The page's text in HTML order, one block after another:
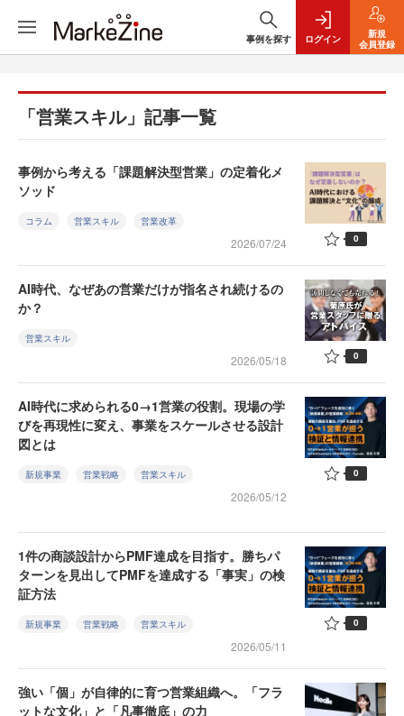
事例を探す ログイン
新規
会員登録
「営業スキル」記事一覧
事例から考える「課題解決型営業」の定着化メ
ソッド
コラム 営業スキル 営業改革
2026/07/24 0
AI時代、なぜあの営業だけが指名され続けるの
か？
営業スキル
2026/05/18 0
AI時代に求められる0→1営業の役割。現場の学
びを再現性に変え、事業をスケールさせる設計
図とは
新規事業 営業戦略 営業スキル
2026/05/12
0
1件の商談設計からPMF達成を目指す。勝ちパ
ターンを見出してPMFを達成する「事実」の検
証方法
新規事業 営業戦略 営業スキル
2026/05/11
0
強い「個」が自律的に育つ営業組織へ。「フラ
ットな文化」と「凡事徹底」の力